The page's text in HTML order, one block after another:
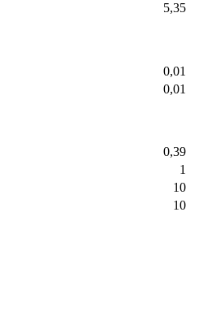
5,35
0,01
0,01
0,39
1
10
10